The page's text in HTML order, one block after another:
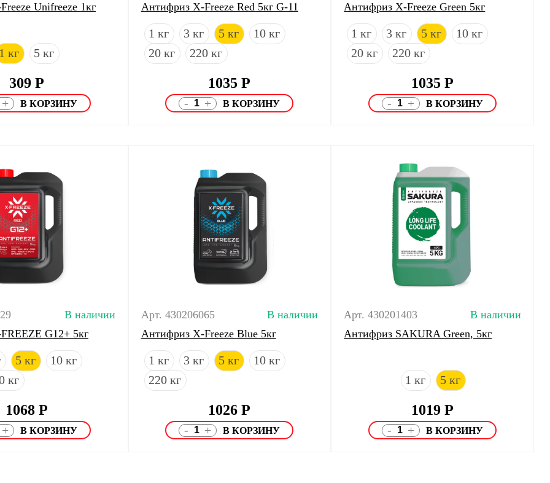
Unifreeze 1кг
кг 5 кг
309 Р
+
Антифриз X-Freeze Red 5кг G-11
1 кг 3 кг 5 кг
10 кг
20 кг
220 кг
1035Р
- +
Антифриз X-Freeze Green 5кг
1 кг 3 кг 5 кг
10 кг
20 кг
220 кг
1035Р
- +
В наличии
G12+ 5кг
5 кг
10 кг
кг
1068 Р
+
Арт. 430206065
В наличии
Антифриз X-Freeze Blue 5кг
1 кг 3 кг 5 кг
10 кг
220 кг
1026Р
- +
Арт. 430201403
В наличии
Антифриз SAKURA Green, 5кг
1 кг 5 кг
1019Р
- +